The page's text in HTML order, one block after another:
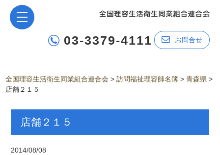
03-3379-4111 お問合せ
全国理容生活衛生同業組合連合会 >訪問福祉理容師名簿 >青森県 >
店舗２１５
店舗２１５
2014/08/08